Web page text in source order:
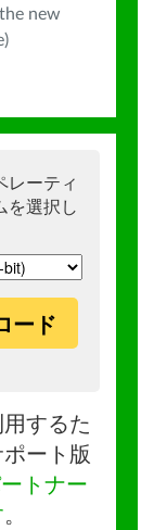
new
レーティ
を選択し
ード
するた
ート版
トナー
。